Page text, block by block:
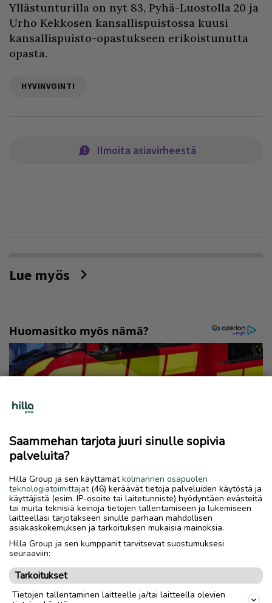
Yllästunturilla on nyt 83, Pyhä-Luostolla 20 ja
Urho Kekkosen kansallispuistossa kuusi
kansallispuisto-opastukseen erikoistunutta
opasta.
HYVINVOINTI
Ilmoita asiavirheestä
Lue myös
Saammehan tarjota juuri sinulle sopivia
palveluita?
Hilla Group ja sen käyttämätkolmannen osapuolen
teknologiatoimittajat(46) keräävät tietoja palveluiden käytöstä ja
käyttäjistä (esim. IP-osoite tai laitetunniste) hyödyntäen evästeitä
tai muita teknisiä keinoja tietojen tallentamiseen ja lukemiseen
laitteellasi tarjotakseen sinulle parhaan mahdollisen
asiakaskokemuksen ja tarkoituksen mukaisia mainoksia.
Hilla Group ja sen kumppanit tarvitsevat suostumuksesi
seuraaviin:
Tarkoitukset
Tietojen tallentaminen laitteelle ja/tai laitteella olevien